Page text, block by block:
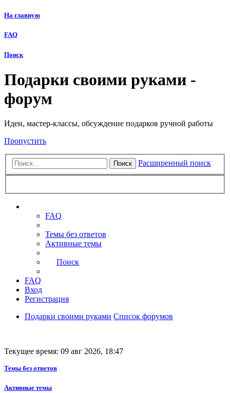
На главную
FAQ
Поиск
Подарки своими руками -
форум
Идеи, мастер-классы, обсуждение подарков ручной работы
Пропустить
Поиск Расширенный поиск
FAQ
Темы без ответов
Активные темы
Поиск
FAQ
Вход
Регистрация
Подарки своими руками Список форумов
Текущее время: 09 авг 2026, 18:47
Темы без ответов
Активные темы